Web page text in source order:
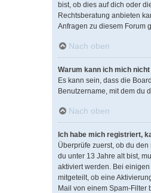
bist, ob dies auf dich oder
Rechtsberatung anbieten
Anfragen zu diesem Forum
Nach oben
Warum kann ich mich
Es kann sein, dass die
Benutzername, mit dem du
Nach oben
Ich habe mich registriert,
Überprüfe zuerst, ob du
du unter 13 Jahre alt bist,
aktiviert werden. Bei
mitgeteilt, ob eine
Mail von einem Spam-Filter